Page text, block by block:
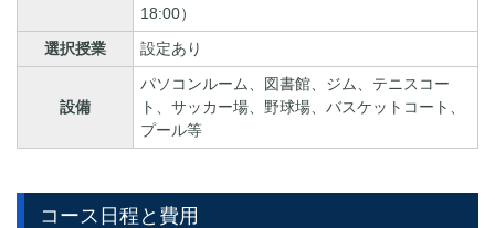
18:00）
選択授業
設定あり
設備
パソコンルーム、図書館、ジム、テニスコー
ト、サッカー場、野球場、バスケットコート、
プール等
コース日程と費用